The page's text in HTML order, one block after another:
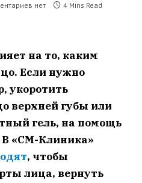
нет 4 Mins Read
на то, каким
Если нужно
укоротить
верхней губы или
гель, на помощь
«СМ-Клиника»
, чтобы
лица, вернуть